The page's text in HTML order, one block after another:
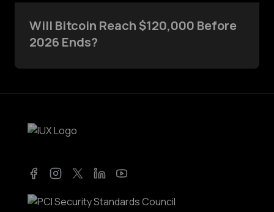
Will Bitcoin Reach $120,000 Before
2026 Ends?